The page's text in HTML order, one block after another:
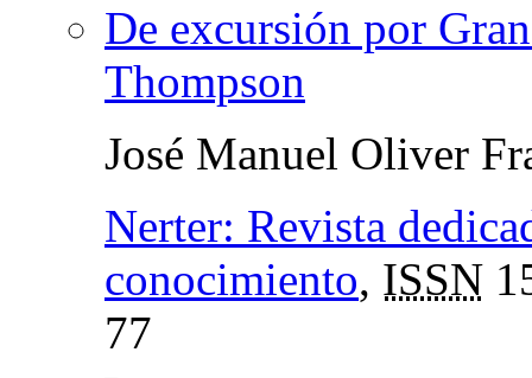
De excursión por
Thompson
José Manuel Oliver
Nerter: Revista
conocimiento, ISSN
77